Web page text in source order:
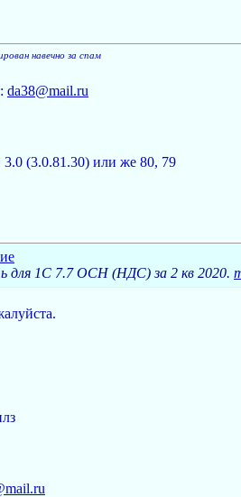
навечно за спам
da38@mail.ru
(3.0.81.30) или же 80, 79
для 1С 7.7 ОСН (НДС) за 2 кв 2020.